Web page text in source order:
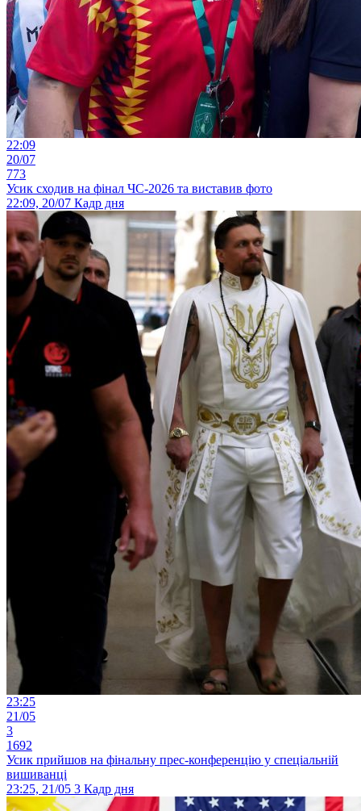
22:09
20/07
773
Усик сходив на фінал ЧС-2026 та виставив фото
22:09, 20/07 Кадр дня
23:25
21/05
3
1692
Усик прийшов на фінальну прес-конференцію у спеціальній
вишиванці
23:25, 21/05 3 Кадр дня